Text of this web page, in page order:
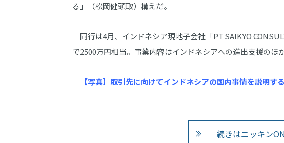
る」（松岡健頭取）構えだ。
同行は4月、インドネシア現地子会社「PT SAIKYO
で2500万円相当。事業内容はインドネシアへの進出支援のほ
【写真】取引先に向けてインドネシアの国内事情を説明す
続きはニッキン